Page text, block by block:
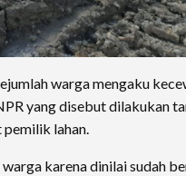
warga mengaku
yang disebut dilakukan
pemilik lahan.
karena dinilai sudah